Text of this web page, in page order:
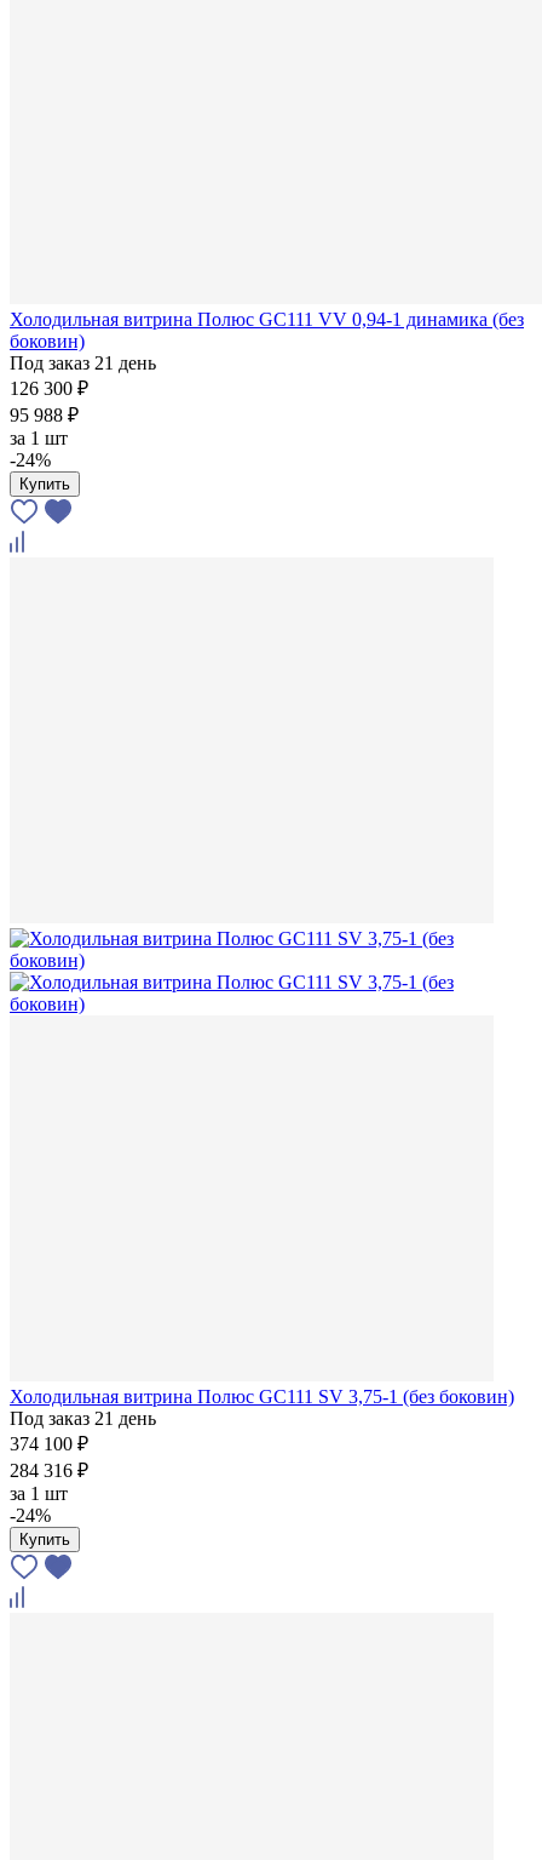
Холодильная витрина Полюс GC111 VV 0,94-1 динамика (без
боковин)
Под заказ 21 день
126 300 ₽
95 988 ₽
за 1 шт
-24%
Купить
Холодильная витрина Полюс GC111 SV 3,75-1 (без боковин)
Под заказ 21 день
374 100 ₽
284 316 ₽
за 1 шт
-24%
Купить